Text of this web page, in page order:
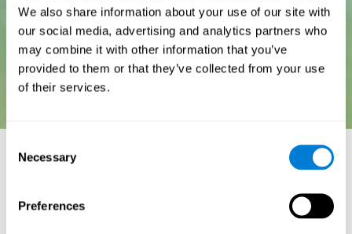
We also share information about your use of our site with
our social media, advertising and analytics partners who
may combine it with other information that you’ve
provided to them or that they’ve collected from your use
of their services.
Selection
Necessary
Preferences
Stroop, J. R (1935). Studies of interference in serial verbal